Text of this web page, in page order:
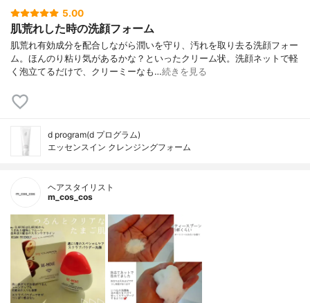
5.00
肌荒れした時の洗顔フォーム
肌荒れ有効成分を配合しながら潤いを守り、汚れを取り去る洗顔フォー
ム。ほんのり粘り気があるかな？といったクリーム状。洗顔ネットで軽
く泡立てるだけで、クリーミーなも…続きを見る
d program(d プログラム)
エッセンスイン クレンジングフォーム
ヘアスタイリスト
m_cos_cos